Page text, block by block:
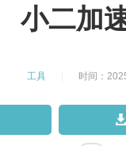
小二加
工具 时间：